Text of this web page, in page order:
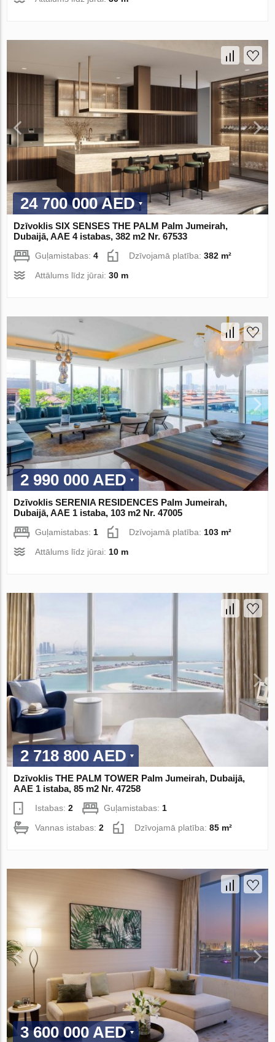
24 700 000 AED
Dzīvoklis SIX SENSES THE PALM Palm Jumeirah,
Dubaijā, AAE 4 istabas, 382 m2 Nr. 67533
Guļamistabas:4 Dzīvojamā platība:382 m²
Attālums līdz jūrai:30 m
2 990 000 AED
Dzīvoklis SERENIA RESIDENCES Palm Jumeirah,
Dubaijā, AAE 1 istaba, 103 m2 Nr. 47005
Guļamistabas: 1 Dzīvojamā platība: 103 m²
Attālums līdz jūrai: 10 m
2 718 800 AED
Dzīvoklis THE PALM TOWER Palm Jumeirah, Dubaijā,
AAE 1 istaba, 85 m2 Nr. 47258
Istabas:2 Guļamistabas:1
Vannas istabas:2 Dzīvojamā platība:85 m²
3 600 000 AED